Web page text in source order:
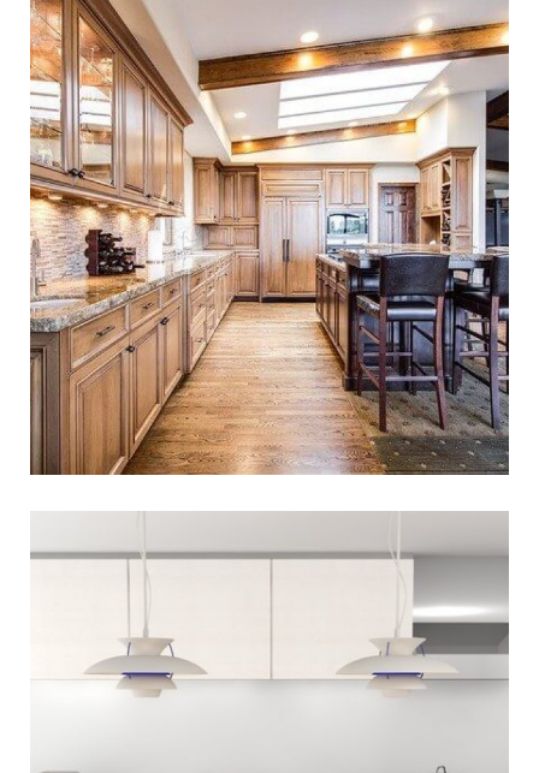
תאורה לפינת אוכל- ככה
תעשי את זה נכון
אי אפשר לתכנן בית בלי לחשוב על עיצוב פינת האוכל,
שתופסת מקום של כבוד בסביבת המגורים. זה המקום
לסעוד ביחד,
5 טיפים על עיצוב מטבח